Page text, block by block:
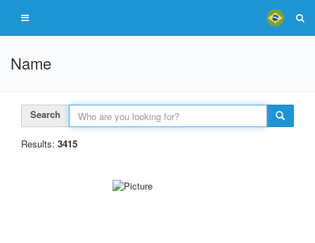
Name
Search
Results: 3415